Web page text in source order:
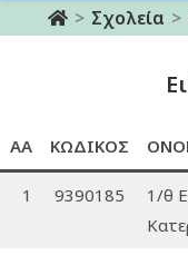
> Σχολεία >
ΑΑ ΚΩΔΙΚΟΣ
1 9390185
1/θ